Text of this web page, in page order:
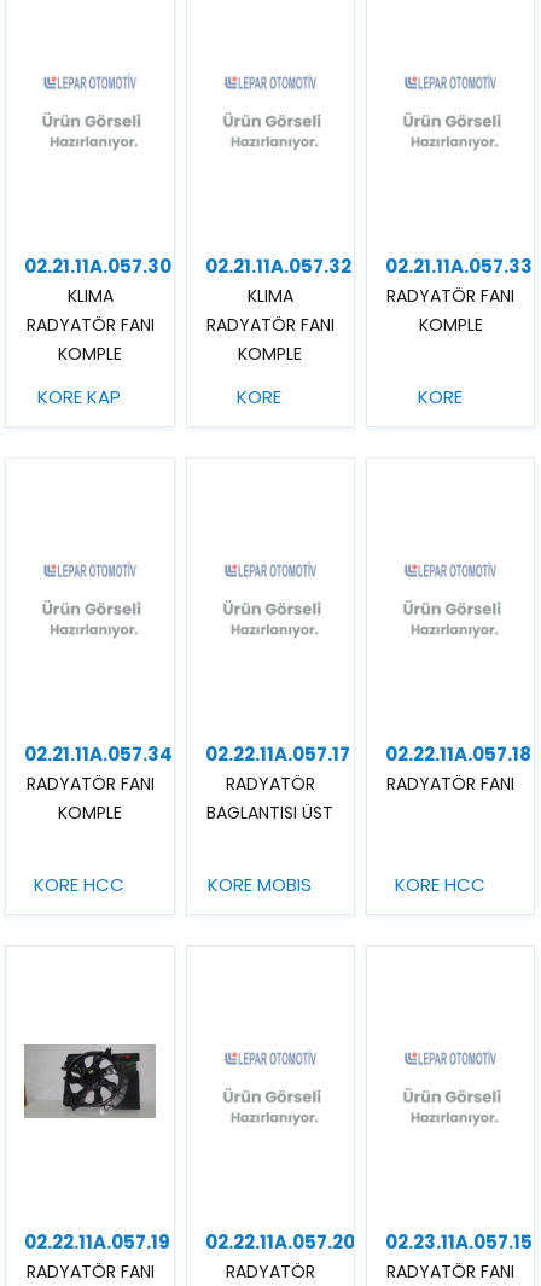
02.21.11A.057.30
KLIMA
RADYATÖR FANI
KOMPLE
VITES
KORE KAP
02.21.11A.057.32
KLIMA
RADYATÖR FANI
KOMPLE
KORE
02.21.11A.057.33
RADYATÖR FANI
KOMPLE
KORE
02.21.11A.057.34
RADYATÖR FANI
KOMPLE
KORE HCC
02.22.11A.057.17
RADYATÖR
BAGLANTISI ÜST
KORE MOBIS
02.22.11A.057.18
RADYATÖR FANI
KORE HCC
02.22.11A.057.19
RADYATÖR FANI
02.22.11A.057.20
RADYATÖR
02.23.11A.057.15
RADYATÖR FANI